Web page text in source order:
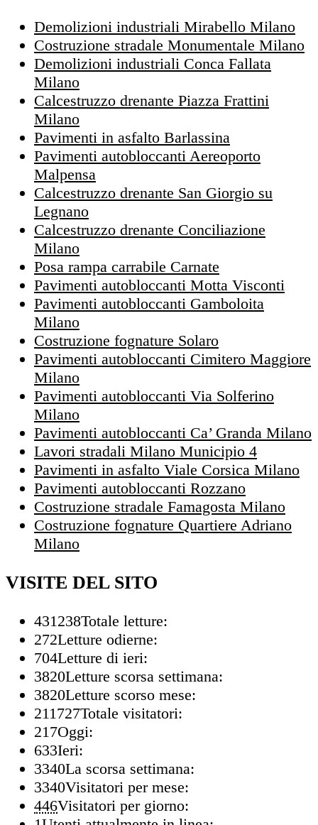
Demolizioni industriali Mirabello Milano
Costruzione stradale Monumentale Milano
Demolizioni industriali Conca Fallata
Milano
Calcestruzzo drenante Piazza Frattini
Milano
Pavimenti in asfalto Barlassina
Pavimenti autobloccanti Aereoporto
Malpensa
Calcestruzzo drenante San Giorgio su
Legnano
Calcestruzzo drenante Conciliazione
Milano
Posa rampa carrabile Carnate
Pavimenti autobloccanti Motta Visconti
Pavimenti autobloccanti Gamboloita
Milano
Costruzione fognature Solaro
Pavimenti autobloccanti Cimitero Maggiore
Milano
Pavimenti autobloccanti Via Solferino
Milano
Pavimenti autobloccanti Ca’ Granda Milano
Lavori stradali Milano Municipio 4
Pavimenti in asfalto Viale Corsica Milano
Pavimenti autobloccanti Rozzano
Costruzione stradale Famagosta Milano
Costruzione fognature Quartiere Adriano
Milano
VISITE DEL SITO
431238Totale letture:
272Letture odierne:
704Letture di ieri:
3820Letture scorsa settimana:
3820Letture scorso mese:
211727Totale visitatori:
217Oggi:
633Ieri:
3340La scorsa settimana:
3340Visitatori per mese:
446Visitatori per giorno: